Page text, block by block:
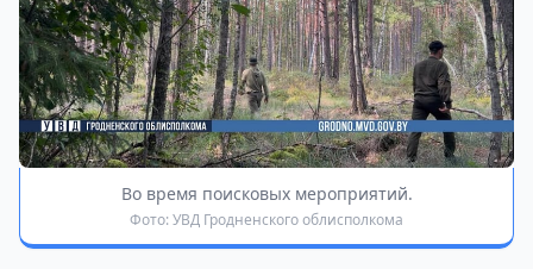
Во время поисковых мероприятий.
Фото: УВД Гродненского облисполкома